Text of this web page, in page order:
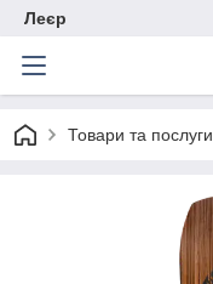
Леєр
Товари та послуги